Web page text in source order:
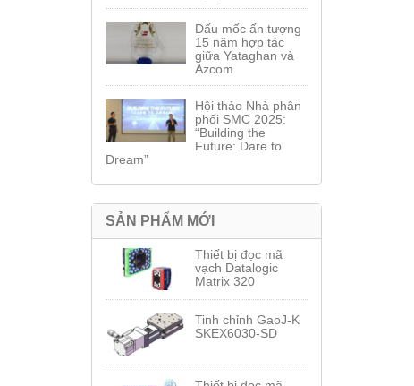
Dấu mốc ấn tượng
15 năm hợp tác
giữa Yataghan và
Azcom
Hội thảo Nhà phân
phối SMC 2025:
“Building the
Future: Dare to
Dream”
SẢN PHẨM MỚI
Thiết bị đọc mã
vạch Datalogic
Matrix 320
Tinh chỉnh GaoJ-K
SKEX6030-SD